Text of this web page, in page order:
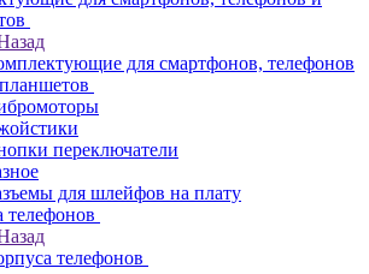
для смартфонов, телефонов
переключатели
для шлейфов на плату
телефонов
телефонов